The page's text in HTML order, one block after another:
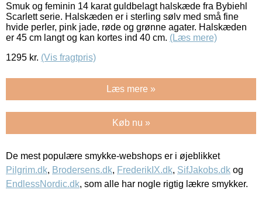
Smuk og feminin 14 karat guldbelagt halskæde fra Bybiehl
Scarlett serie. Halskæden er i sterling sølv med små fine
hvide perler, pink jade, røde og grønne agater. Halskæden
er 45 cm langt og kan kortes ind 40 cm. (Læs mere)
1295 kr. (Vis fragtpris)
Læs mere »
Køb nu »
De mest populære smykke-webshops er i øjeblikket
Pilgrim.dk, Brodersens.dk, FrederikIX.dk, SifJakobs.dk og
EndlessNordic.dk, som alle har nogle rigtig lækre smykker.